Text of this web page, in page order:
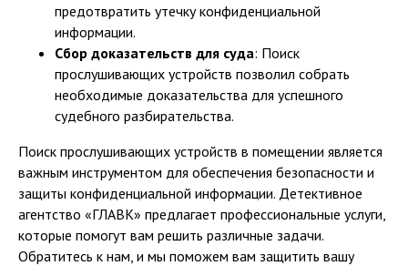
предотвратить утечку конфиденциальной
информации.
Сбор доказательств для суда: Поиск
прослушивающих устройств позволил собрать
необходимые доказательства для успешного
судебного разбирательства.
Поиск прослушивающих устройств в помещении является
важным инструментом для обеспечения безопасности и
защиты конфиденциальной информации. Детективное
агентство «ГЛАВК» предлагает профессиональные услуги,
которые помогут вам решить различные задачи.
Обратитесь к нам, и мы поможем вам защитить вашу